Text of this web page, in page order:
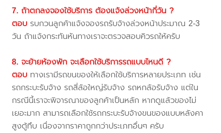
7. ถ้าตกลงจองใช้บริการ ต้องแจ้งล่วงหน้ากี่วัน ?
ตอบ รบกวนลูกค้าแจ้งจองรถรับจ้างล่วงหน้าประมาณ 2-3
วัน ถ้าแจ้งกระทันหันทางเราจะตรวจสอบคิวรถให้ครับ
8. จะย้ายห้องพัก จะเลือกใช้บริการรถแบบไหนดี ?
ตอบ ทางเรามีรถขนของให้เลือกใช้บริการหลายประเภท เช่น
รถกระบะรับจ้าง รถสี่ล้อใหญ่รับจ้าง รถหกล้อรับจ้าง แต่ใน
กรณีนี้เราจะพิจารณาของลูกค้าเป็นหลัก หากดูแล้วของไม่
เยอะมาก สามารถเลือกใช้รถกระบะรับจ้างขนของแบบหลังคา
สูงตู้ทึบ เนื่องจากราคาถูกกว่าประเภทอื่นๆ ครับ